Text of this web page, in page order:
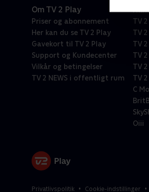
Om TV 2 Play
Priser og abonnement
Her kan du se TV 2 Play
Gavekort til TV 2 Play
Support og Kundecenter
Vilkår og betingelser
TV 2 NEWS i offentligt rum
TV 2
TV
TV
TV
TV
TV
C
Oiii
Privatlivspolitik Cookie-indstillinger